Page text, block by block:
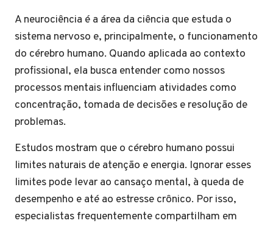
A neurociência é a área da ciência que estuda o
sistema nervoso e, principalmente, o funcionamento
do cérebro humano. Quando aplicada ao contexto
profissional, ela busca entender como nossos
processos mentais influenciam atividades como
concentração, tomada de decisões e resolução de
problemas.
Estudos mostram que o cérebro humano possui
limites naturais de atenção e energia. Ignorar esses
limites pode levar ao cansaço mental, à queda de
desempenho e até ao estresse crônico. Por isso,
especialistas frequentemente compartilham em